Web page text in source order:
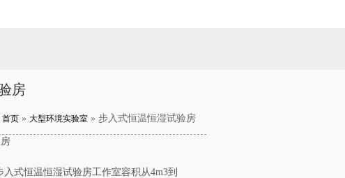
房
首页 » 大型环境实验室 » 步入式恒温恒湿试验房
入式恒温恒湿试验房工作室容积从4m3到